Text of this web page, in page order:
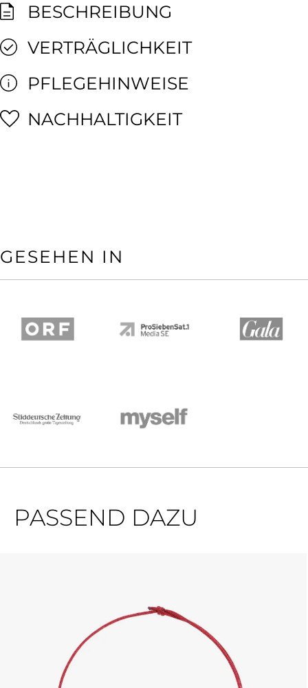
BESCHREIBUNG
VERTRÄGLICHKEIT
PFLEGEHINWEISE
NACHHALTIGKEIT
GESEHEN IN
PASSEND DAZU